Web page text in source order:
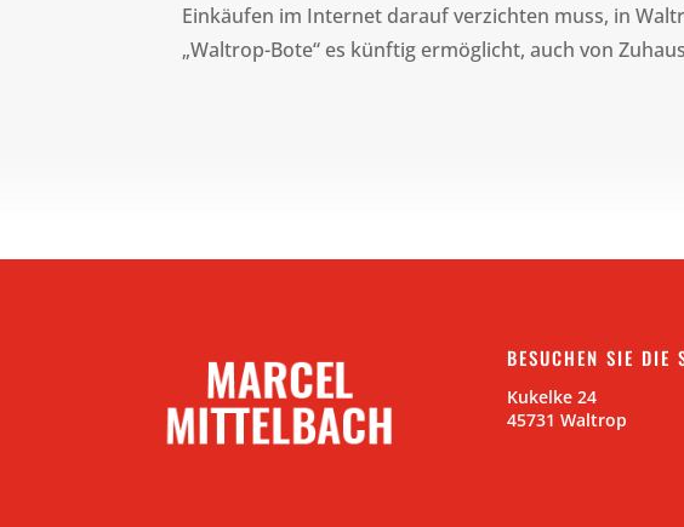
Einkäufen im Internet darauf verzichten muss, in
„Waltrop-Bote“ es künftig ermöglicht, auch von
BESUCHEN SIE DIE
Kukelke 24
45731 Waltrop